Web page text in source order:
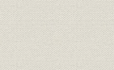
役員
役員